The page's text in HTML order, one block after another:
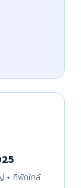
+ ที่พักใกล้